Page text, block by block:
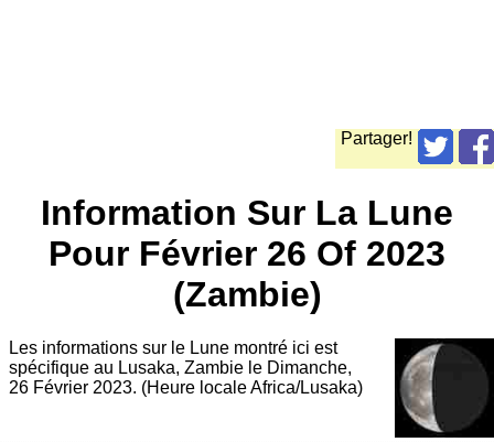
Partager!
Information Sur La Lune
Pour Février 26 Of 2023
(Zambie)
Les informations sur le Lune montré ici est
spécifique au Lusaka, Zambie le Dimanche,
26 Février 2023. (Heure locale Africa/Lusaka)